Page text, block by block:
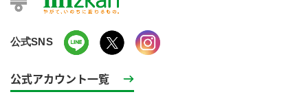
公式SNS
公式アカウント一覧